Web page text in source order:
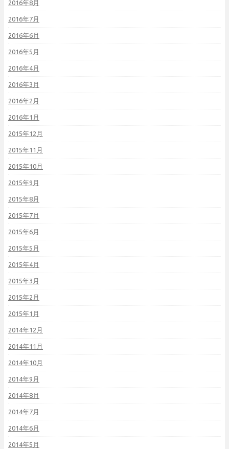
2016年8月
2016年7月
2016年6月
2016年5月
2016年4月
2016年3月
2016年2月
2016年1月
2015年12月
2015年11月
2015年10月
2015年9月
2015年8月
2015年7月
2015年6月
2015年5月
2015年4月
2015年3月
2015年2月
2015年1月
2014年12月
2014年11月
2014年10月
2014年9月
2014年8月
2014年7月
2014年6月
2014年5月